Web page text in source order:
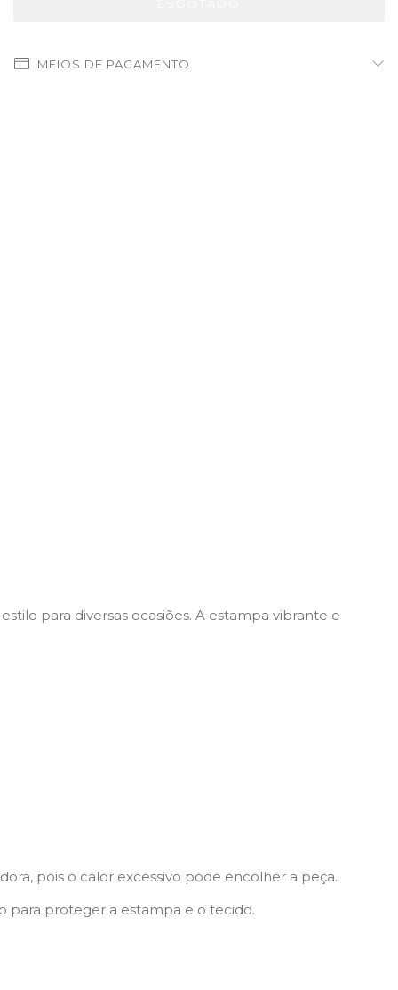
MEIOS DE PAGAMENTO
para diversas ocasiões. A estampa vibrante e
pois o calor excessivo pode encolher a peça.
para proteger a estampa e o tecido.